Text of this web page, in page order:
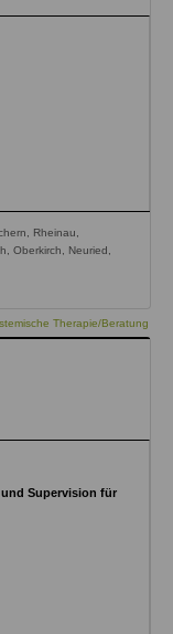
Rheinau,
Oberkirch, Neuried,
Therapie/Beratung
Supervision für